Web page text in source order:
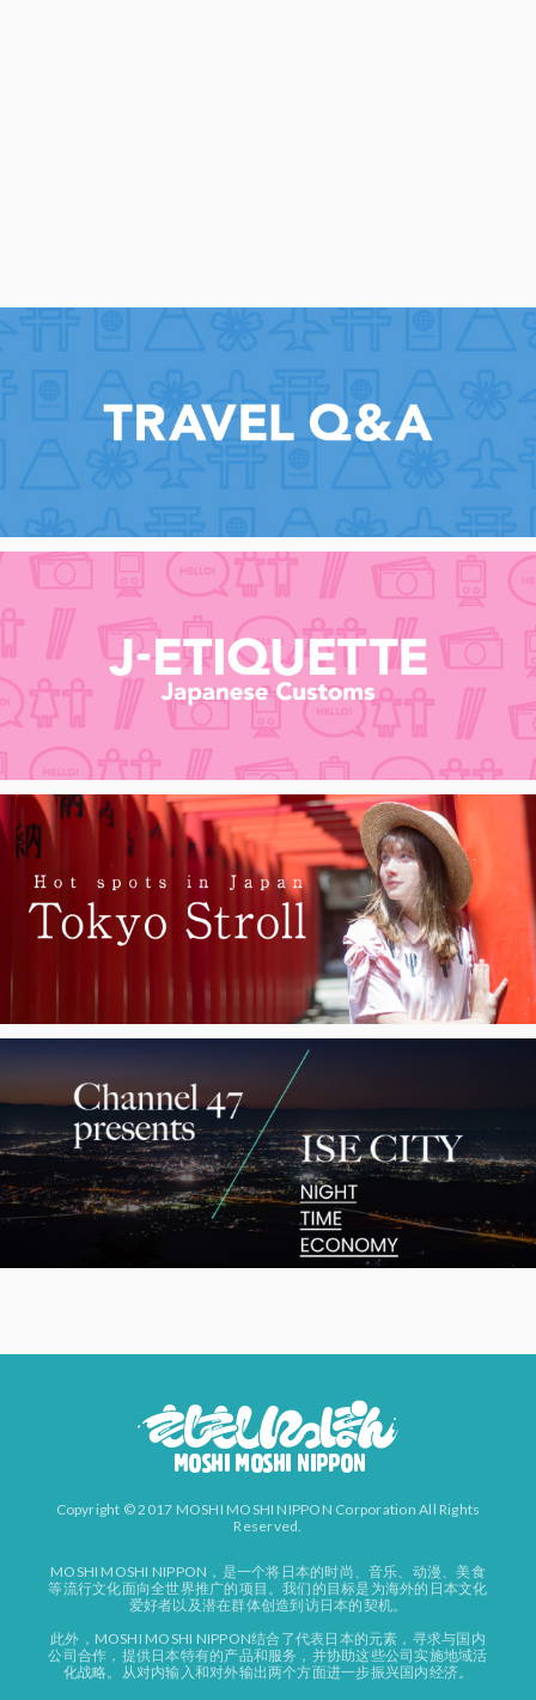
Copyright © 2017 MOSHI MOSHI NIPPON Corporation All Rights
Reserved.
MOSHI MOSHI NIPPON，是一个将日本的时尚、音乐、动漫、美食
等流行文化面向全世界推广的项目。我们的目标是为海外的日本文化
爱好者以及潜在群体创造到访日本的契机。
此外，MOSHI MOSHI NIPPON结合了代表日本的元素，寻求与国内
公司合作，提供日本特有的产品和服务，并协助这些公司实施地域活
化战略。从对内输入和对外输出两个方面进一步振兴国内经济。